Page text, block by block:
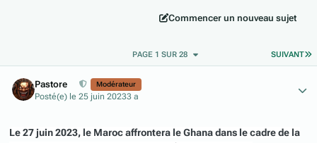
Commencer un nouveau sujet
SUIVANT
PAGE 1 SUR 28
Pastore Modérateur
Posté(e) le 25 juin 20233 a
Le 27 juin 2023, le Maroc affrontera le Ghana dans le cadre de la